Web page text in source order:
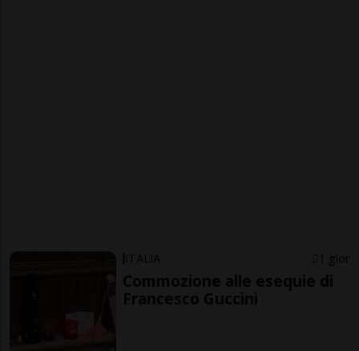
ITALIA 1 gior
Commozione alle esequie di
Francesco Guccini